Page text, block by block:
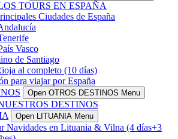
TOURS EN ESPAÑA
Ciudades de España
Vasco
de Santiago
al completo (10 días)
para viajar por España
Open OTROS DESTINOS Menu
DESTINOS
Open LITUANIA Menu
Navidades en Lituania & Vilna (4 días+3